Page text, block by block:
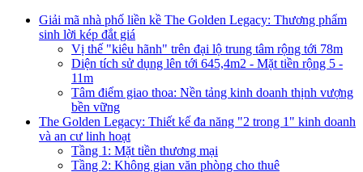
Giải mã nhà phố liền kề The Golden Legacy: Thương phẩm
sinh lời kép đắt giá
Vị thế "kiêu hãnh" trên đại lộ trung tâm rộng tới 78m
Diện tích sử dụng lên tới 645,4m2 - Mặt tiền rộng 5 -
11m
Tâm điểm giao thoa: Nền tảng kinh doanh thịnh vượng
bền vững
The Golden Legacy: Thiết kế đa năng "2 trong 1" kinh doanh
và an cư linh hoạt
Tầng 1: Mặt tiền thương mại
Tầng 2: Không gian văn phòng cho thuê